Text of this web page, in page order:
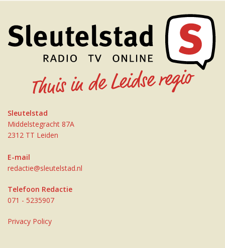
Sleutelstad
Middelstegracht 87A
2312 TT Leiden
E-mail
redactie@sleutelstad.nl
Telefoon Redactie
071 - 5235907
Privacy Policy